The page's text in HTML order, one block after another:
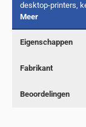
desktop-printers,
Meer
Eigenschappen
Fabrikant
Beoordelingen